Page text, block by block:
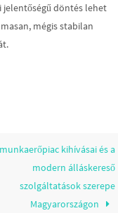
jelentőségű döntés lehet
mégis stabilan
kihívásai és a
modern álláskereső
szolgáltatások szerepe
Magyarországon